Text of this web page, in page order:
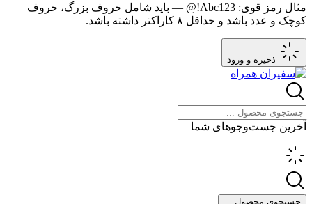
مثال رمز قوی: Abc123!@
— باید شامل حروف بزرگ، حروف
کوچک و عدد باشد و حداقل ۸ کاراکتر داشته باشد.
ذخیره و ورود
آخرین جست‌وجوهای شما
جستجوی محصول ...